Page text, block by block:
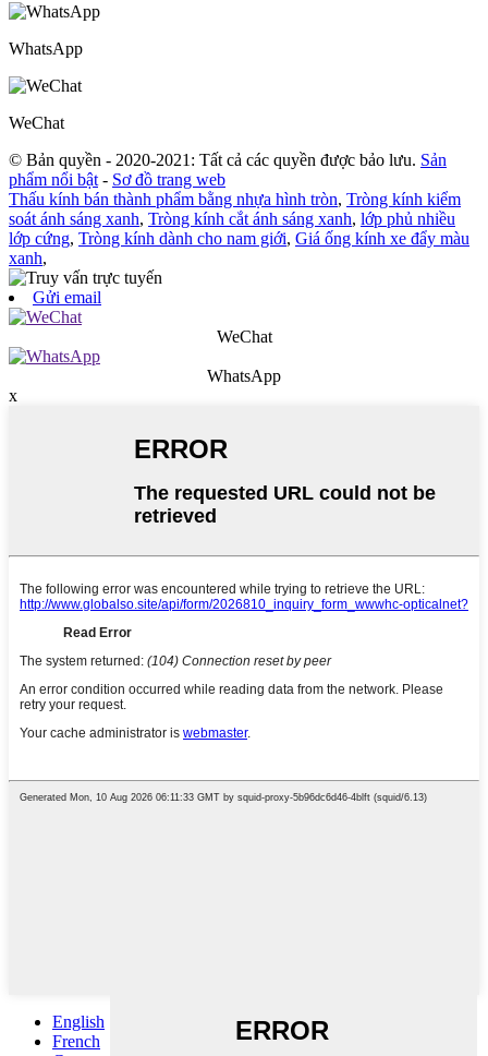
WhatsApp
WeChat
© Bản quyền - 2020-2021: Tất cả các quyền được bảo lưu. Sản
phẩm nổi bật - Sơ đồ trang web
Thấu kính bán thành phẩm bằng nhựa hình tròn, Tròng kính kiểm
soát ánh sáng xanh, Tròng kính cắt ánh sáng xanh, lớp phủ nhiều
lớp cứng, Tròng kính dành cho nam giới, Giá ống kính xe đẩy màu
xanh,
Gửi email
WeChat
WhatsApp
x
English
French